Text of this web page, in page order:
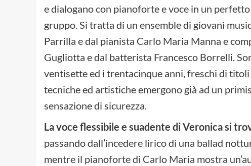
e dialogano con pianoforte e voce in un
gruppo. Si tratta di un ensemble di giovani
Parrilla e dal pianista Carlo Maria Manna e
Gugliotta e dal batterista Francesco Borrelli.
ventisette ed i trentacinque anni, freschi di
tecniche ed artistiche emergono già ad un
sensazione di sicurezza.
La voce flessibile e suadente di Veronica si
passando dall’incedere lirico di una ballad
mentre il pianoforte di Carlo Maria mostra